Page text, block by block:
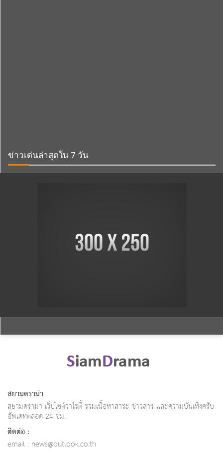
ข่าวเด่นล่าสุดใน 7 วัน
สยามดราม่า
สยามดราม่า เว็บไซต์วาไรตี้ รวมเนื้อหาสาระ ข่าวสาร และความบันเทิงครับ
อัพเดทตลอด 24 ชม.
ติดต่อ :
email : news@outlook.co.th